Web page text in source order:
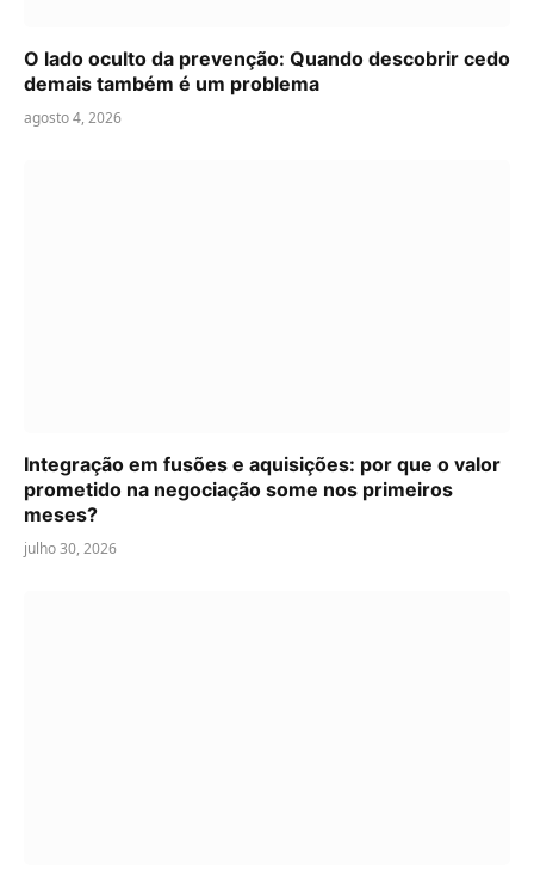
O lado oculto da prevenção: Quando descobrir cedo
demais também é um problema
agosto 4, 2026
Integração em fusões e aquisições: por que o valor
prometido na negociação some nos primeiros
meses?
julho 30, 2026